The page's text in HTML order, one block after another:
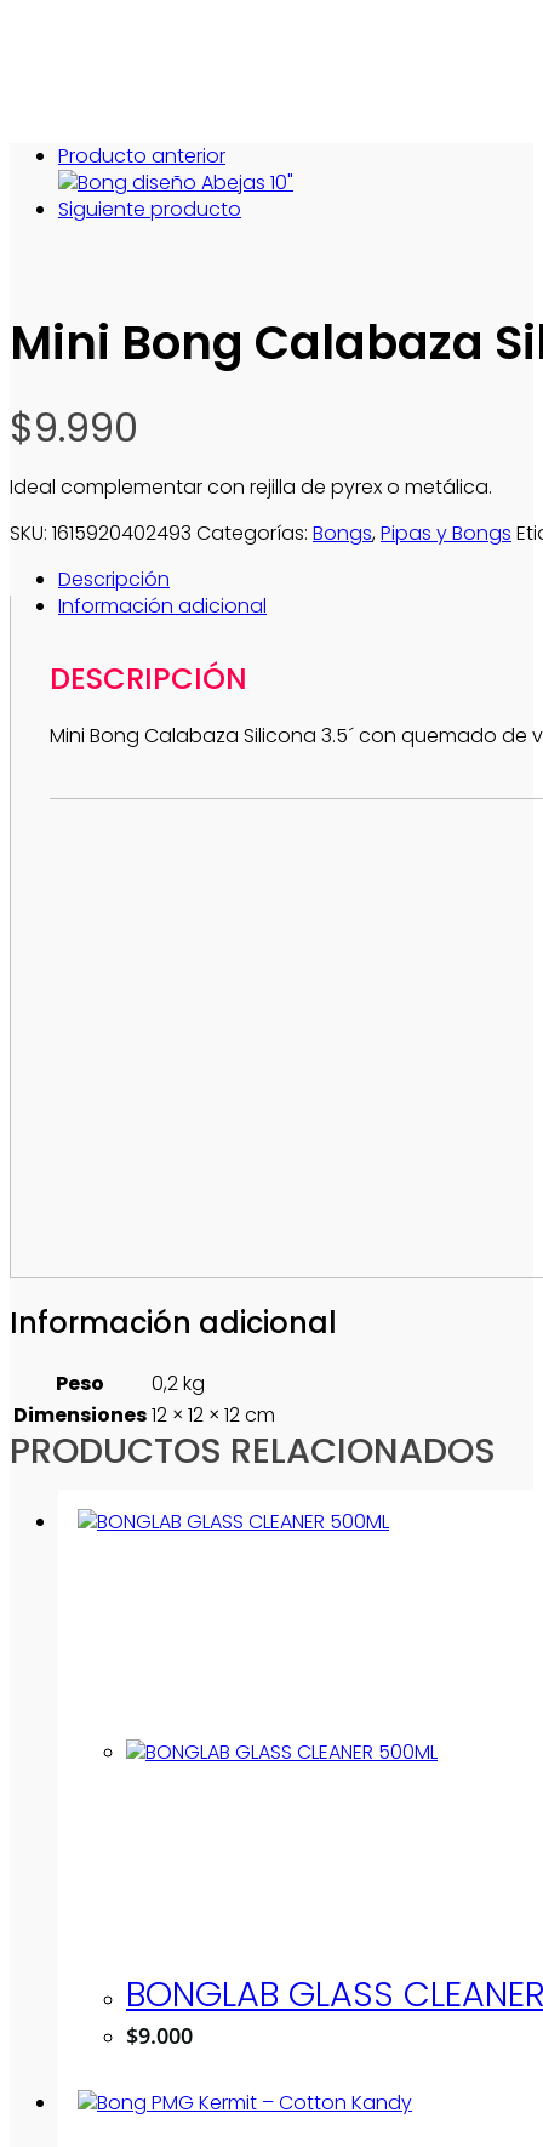
Producto anterior
Siguiente producto
Mini Bong Calabaza
$9.990
Ideal complementar con rejilla de pyrex o metálica.
SKU: 1615920402493 Categorías: Bongs,Pipas y Bongs
Descripción
Información adicional
DESCRIPCIÓN
Mini Bong Calabaza Silicona 3.5´ con quemado de
Información adicional
Peso
0,2 kg
Dimensiones12 × 12 × 12 cm
PRODUCTOS RELACIONADOS
BONGLAB GLASS
$9.000